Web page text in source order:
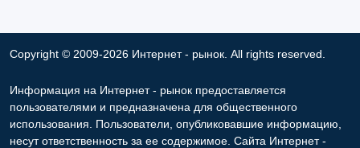
Copyright © 2009-2026 Интернет - рынок. All rights reserved.
Информация на Интернет - рынок предоставляется
пользователями и предназначена для общественного
использования. Пользователи, опубликовавшие информацию,
несут ответственность за ее содержимое. Сайта Интернет -